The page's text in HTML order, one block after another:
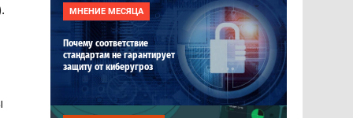
МНЕНИЕ МЕСЯЦА
Почему соответствие
стандартам не гарантирует
защиту от киберугроз